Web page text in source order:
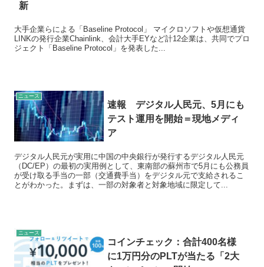
新
大手企業らによる「Baseline Protocol」 マイクロソフトや仮想通貨
LINKの発行企業Chainlink、会計大手EYなど計12企業は、共同でプロ
ジェクト「Baseline Protocol」を発表した...
ニュース
速報 デジタル人民元、5月にも
テスト運用を開始＝現地メディ
ア
デジタル人民元が実用に中国の中央銀行が発行するデジタル人民元
（DC/EP）の最初の実用例として、東南部の蘇州市で5月にも公務員
が受け取る手当の一部（交通費手当）をデジタル元で支給されるこ
とがわかった。まずは、一部の対象者と対象地域に限定して...
ニュース
コインチェック：合計400名様
に1万円分のPLTが当たる「2大